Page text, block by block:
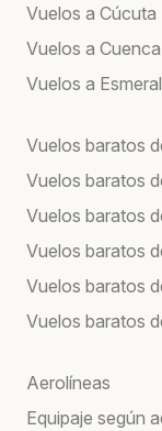
Vuelos a Cúcuta
Vuelos a Cuenca
Vuelos a
Vuelos baratos
Vuelos baratos
Vuelos baratos
Vuelos baratos
Vuelos baratos
Vuelos baratos
Aerolíneas
Equipaje según